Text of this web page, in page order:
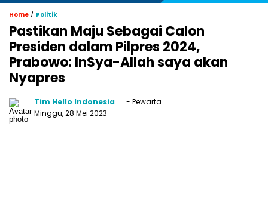
Home / Politik
Pastikan Maju Sebagai Calon
Presiden dalam Pilpres 2024,
Prabowo: InSya-Allah saya akan
Nyapres
Tim Hello Indonesia
- Pewarta
Minggu, 28 Mei 2023